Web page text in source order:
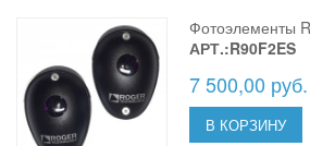
Фотоэлементы
АРТ.:R90F2ES
7 500,00 руб.
В КОРЗИНУ